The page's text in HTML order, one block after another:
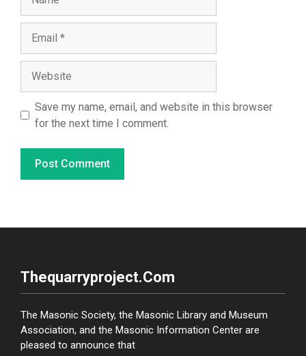
Save my name, email, and website in this browser
for the next time I comment.
Thequarryproject.com
The Masonic Society, the Masonic Library and Museum
Association, and the Masonic Information Center are
pleased to announce that